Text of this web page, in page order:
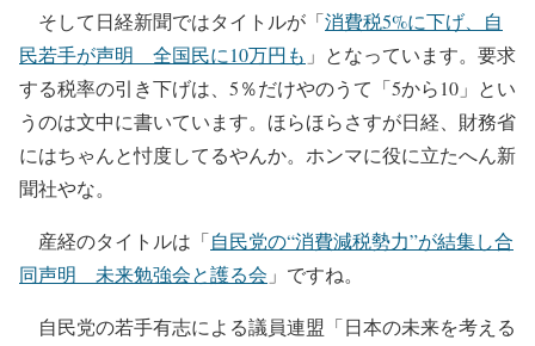
そして日経新聞ではタイトルが「消費税5%に下げ、自
民若手が声明 全国民に10万円も 」となっています。要求
する税率の引き下げは、5％だけやのうて「5から10」とい
うのは文中に書いています。ほらほらさすが日経、財務省
にはちゃんと忖度してるやんか。ホンマに役に立たへん新
聞社やな。
産経のタイトルは「自民党の“消費減税勢力”が結集し合
同声明 未来勉強会と護る会 」ですね。
自民党の若手有志による議員連盟「日本の未来を考える